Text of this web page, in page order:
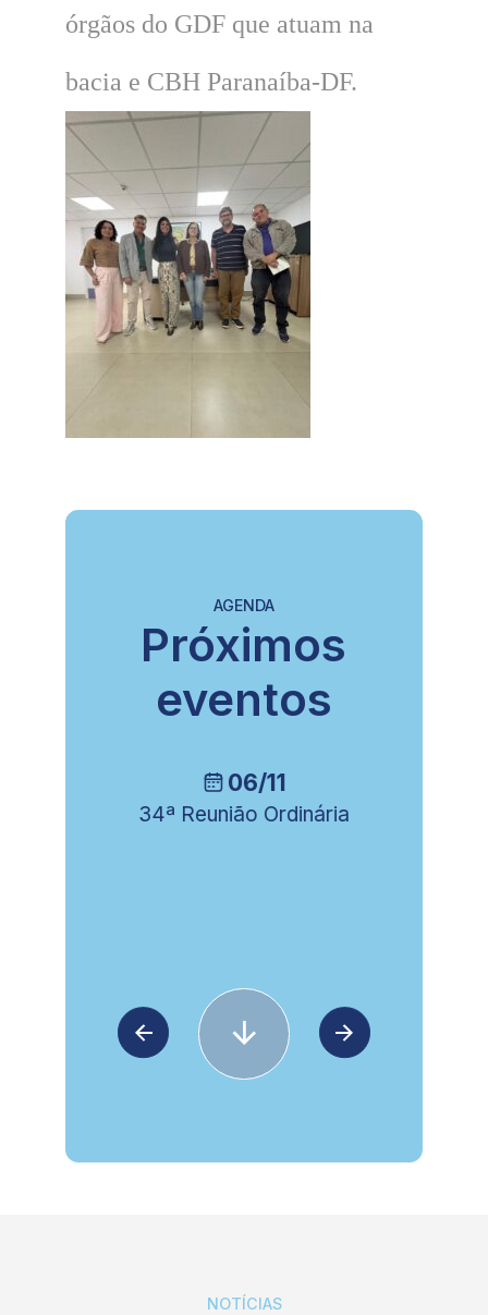
órgãos do GDF que atuam na
bacia e CBH Paranaíba-DF.
AGENDA
Próximos
eventos
16/10
8ª Reunião da Câmara
NOTÍCIAS